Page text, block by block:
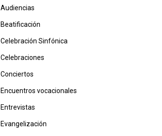
Audiencias
Beatificación
Celebración Sinfónica
Celebraciones
Conciertos
Encuentros vocacionales
Entrevistas
Evangelización